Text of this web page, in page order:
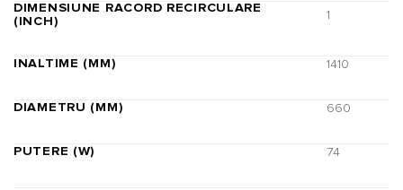
DIMENSIUNE RACORD RECIRCULARE
(INCH)
1
INALTIME (MM) 1410
DIAMETRU (MM) 660
PUTERE (W) 74